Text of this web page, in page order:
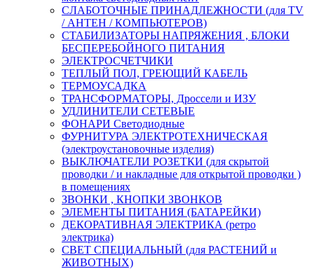
СЛАБОТОЧНЫЕ ПРИНАДЛЕЖНОСТИ (для TV
/ АНТЕН / КОМПЬЮТЕРОВ)
СТАБИЛИЗАТОРЫ НАПРЯЖЕНИЯ , БЛОКИ
БЕСПЕРЕБОЙНОГО ПИТАНИЯ
ЭЛЕКТРОСЧЕТЧИКИ
ТЕПЛЫЙ ПОЛ, ГРЕЮЩИЙ КАБЕЛЬ
ТЕРМОУСАДКА
ТРАНСФОРМАТОРЫ, Дроссели и ИЗУ
УДЛИНИТЕЛИ СЕТЕВЫЕ
ФОНАРИ Светодиодные
ФУРНИТУРА ЭЛЕКТРОТЕХНИЧЕСКАЯ
(электроустановочные изделия)
ВЫКЛЮЧАТЕЛИ РОЗЕТКИ (для скрытой
проводки / и накладные для открытой проводки )
в помещениях
ЗВОНКИ , КНОПКИ ЗВОНКОВ
ЭЛЕМЕНТЫ ПИТАНИЯ (БАТАРЕЙКИ)
ДЕКОРАТИВНАЯ ЭЛЕКТРИКА (ретро
электрика)
СВЕТ СПЕЦИАЛЬНЫЙ (для РАСТЕНИЙ и
ЖИВОТНЫХ)